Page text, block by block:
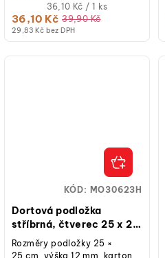
29,83 Kč bez DPH
36,10 Kč 39,90 Kč
Měrná
cena:
36,10 Kč / 1 ks
Dortová podložka
stříbrná, čtverec 25 x 25
cm, výška 12 mm
Rozměry podložky 25 ×
25 cm, výška 12 mm, karton s
KÓD: MO30623H